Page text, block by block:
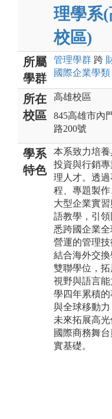
理學系
校區)
所屬
學群
管理學群 跨
國際企業學類
所在
校區
高雄校區
845高雄市內
路200號
學系
特色
本系致力培養
投資與行銷專
理人才。透過
程、專題製
大型企業實
語教學，引領
悉跨國企業全
營運的管理技
結合海外交
雙聯學位，拓
視野與語言能
學四年累積的
與全球移動力
未來拓展高
國際商務舞
實基礎。